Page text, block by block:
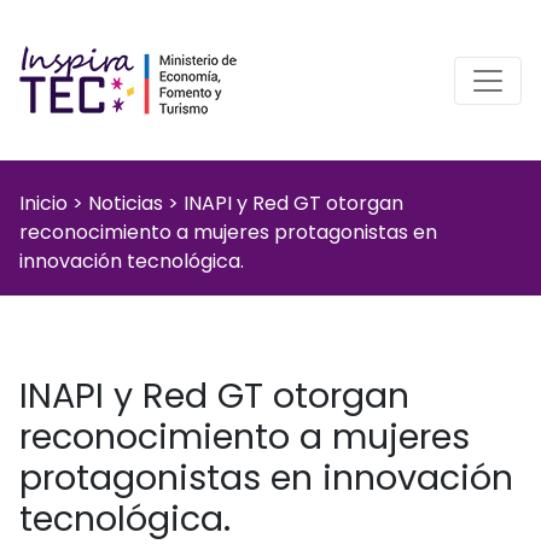
Inicio > Noticias > INAPI y Red GT otorgan
reconocimiento a mujeres protagonistas en
innovación tecnológica.
INAPI y Red GT otorgan
reconocimiento a mujeres
protagonistas en innovación
tecnológica.